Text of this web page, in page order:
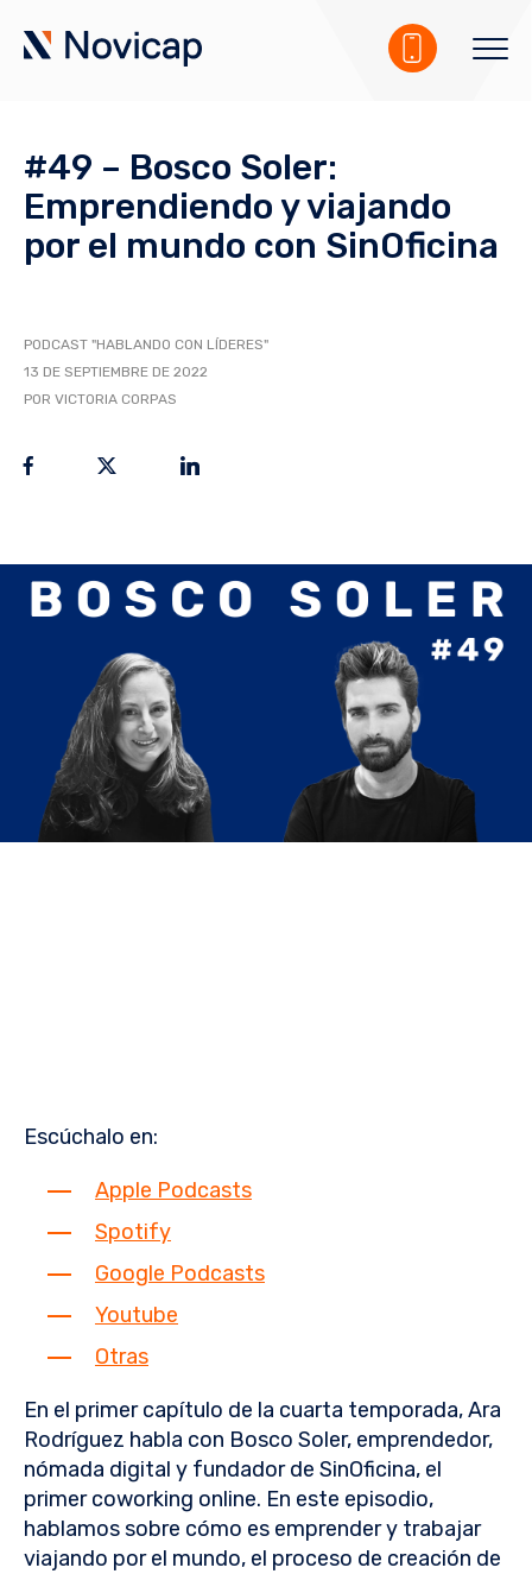
#49 – Bosco Soler:
Emprendiendo y viajando
por el mundo con SinOficina
PODCAST "HABLANDO CON LÍDERES"
13 DE SEPTIEMBRE DE 2022
POR VICTORIA CORPAS
Escúchalo en:
Apple Podcasts
Spotify
Google Podcasts
Youtube
Otras
En el primer capítulo de la cuarta temporada, Ara
Rodríguez habla con Bosco Soler, emprendedor,
nómada digital y fundador de SinOficina, el
primer coworking online. En este episodio,
hablamos sobre cómo es emprender y trabajar
viajando por el mundo, el proceso de creación de